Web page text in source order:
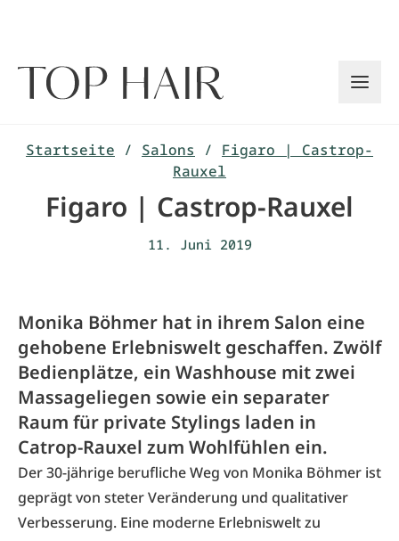
Startseite / Salons / Figaro | Castrop-
Rauxel
Figaro | Castrop-Rauxel
11. Juni 2019
Monika Böhmer hat in ihrem Salon eine
gehobene Erlebniswelt geschaffen. Zwölf
Bedienplätze, ein Wash­house mit zwei
Massageliegen sowie ein separater
Raum für private Stylings laden in
Catrop-Rauxel zum Wohlfühlen ein.
Der 30-jährige berufliche Weg von Monika Böhmer ist
geprägt von steter Veränderung und qualitativer
Verbesserung. Eine moderne Erlebniswelt zu